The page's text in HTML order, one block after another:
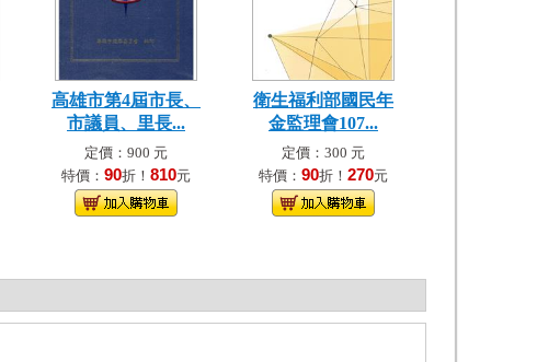
高雄市第4屆市長、
市議員、里長...
定價：900 元
特價： 90折！ 810元
衛生福利部國民年
金監理會107...
定價：300 元
特價： 90折！ 270元